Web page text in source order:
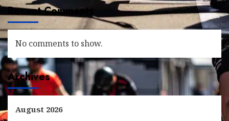
Recent Comments
No comments to show.
Archives
August 2026